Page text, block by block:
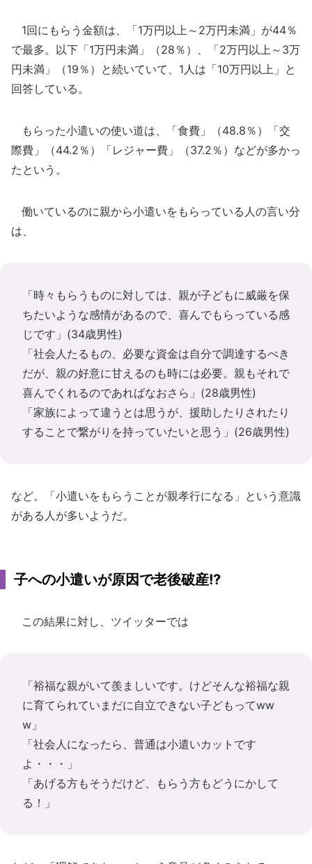
1回にもらう金額は、「1万円以上～2万円未満」が44％
で最多。以下「1万円未満」（28％）、「2万円以上～3万
円未満」（19％）と続いていて、1人は「10万円以上」と
回答している。
もらった小遣いの使い道は、「食費」（48.8％）「交
際費」（44.2％）「レジャー費」（37.2％）などが多かっ
たという。
働いているのに親から小遣いをもらっている人の言い分
は、
「時々もらうものに対しては、親が子どもに威厳を保
ちたいような感情があるので、喜んでもらっている感
じです」(34歳男性)
「社会人たるもの、必要な資金は自分で調達するべき
だが、親の好意に甘えるのも時には必要。親もそれで
喜んでくれるのであればなおさら」(28歳男性)
「家族によって違うとは思うが、援助したりされたり
することで繋がりを持っていたいと思う」(26歳男性)
など。「小遣いをもらうことが親孝行になる」という意識
がある人が多いようだ。
子への小遣いが原因で老後破産!?
この結果に対し、ツイッターでは
「裕福な親がいて羨ましいです。けどそんな裕福な親
に育てられていまだに自立できない子どもってww
w」
「社会人になったら、普通は小遣いカットです
よ・・・」
「あげる方もそうだけど、もらう方もどうにかして
る！」